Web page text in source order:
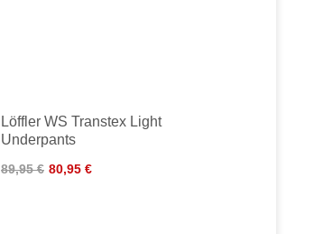
Löffler WS Transtex Light
Underpants
89,95 € 80,95 €